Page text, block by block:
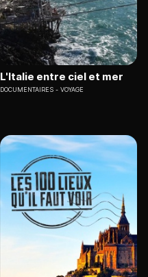
L'Italie entre ciel et mer
DOCUMENTAIRES VOYAGE